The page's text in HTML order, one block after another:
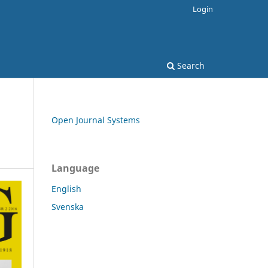
Search
Login
Open Journal Systems
Language
English
Svenska